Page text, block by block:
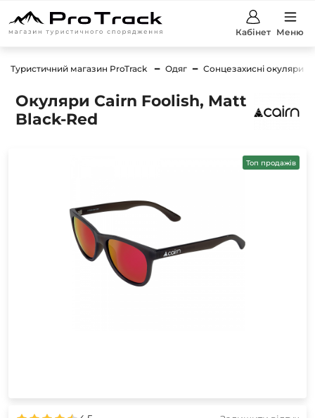
Кабінет Меню
Туристичний магазин ProTrack Одяг Сонцезахисні окуляри
Окуляри Cairn Foolish, Matt
Black-Red
Топ продажів